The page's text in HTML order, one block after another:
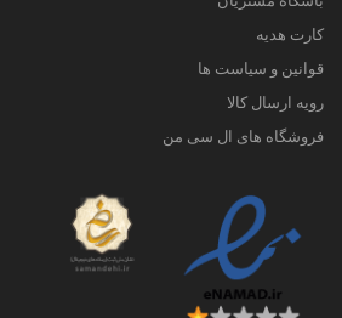
کارت هدیه
قوانین و سیاست ها
رویه ارسال کالا
فروشگاه های ال سی من